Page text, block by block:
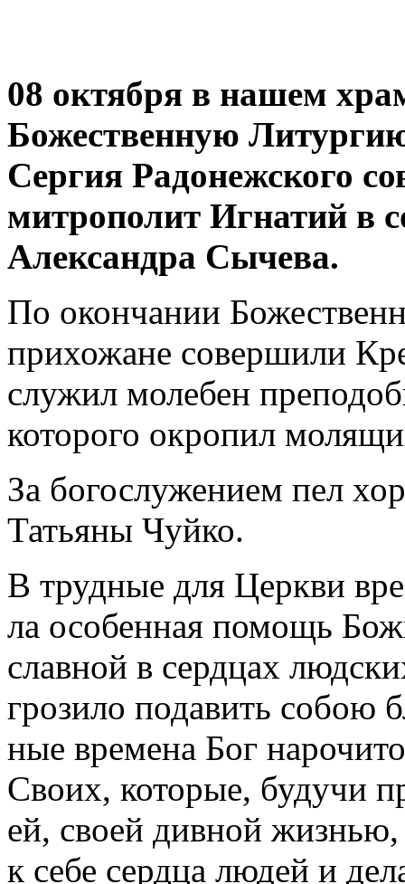
08 октября в нашем
Божественную
Сергия Радонежского
митрополит Игнатий в
Александра Сычева.
По окончании
прихожане совершили
служил молебен
которого окропил
За богослужением пел
Татьяны Чуйко.
В труд­ные для Церк­ви
ла осо­бен­ная по­мощь
слав­ной в серд­цах
гро­зи­ло по­да­вить со­бою
ные вре­ме­на Бог
Сво­их, ко­то­рые, бу­дучи
ей, сво­ей див­ной
к се­бе серд­ца лю­дей и